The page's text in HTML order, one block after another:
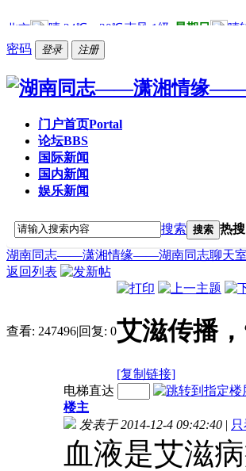
密码 登录 注册
门户首页Portal
论坛BBS
国际新闻
国内新闻
娱乐新闻
搜索 搜索 热
湖南同志——潇湘情缘——湖南同志聊天室
返回列表
查看: 247496|回复: 0艾滋传播
[复制链接]
电梯直达
楼主
发表于 2014-12-4 09:42:40 |
血液是艾滋